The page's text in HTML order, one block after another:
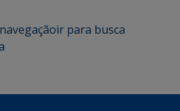
ir para busca